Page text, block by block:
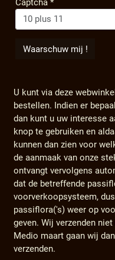
Captcha*
U kunt via deze
bestellen. Indien er
dan kunt u uw interesse
knop te gebruiken en
kunnen dan zien voor
de aanmaak van onze
ontvangt vervolgens
dat de betreffende
voorverkoopsysteem,
passiflora('s) weer op
geven. Wij verzenden
Medio maart gaan wij
verzenden.